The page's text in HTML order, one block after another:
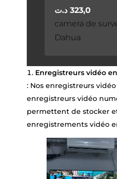
323,0 د.ت
camera de
Dahua
Enregistreurs vidéo
: Nos enregistreurs
enregistreurs vidéo
permettent de stocker
enregistrements vidéo